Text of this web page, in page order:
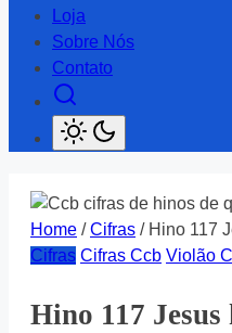
Loja
Sobre Nós
Contato
Home /Cifras / Hino 117
Cifras Cifras Ccb Violão
Hino 117